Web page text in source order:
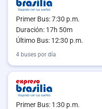
Primer Bus: 7:30 p.m.
Duración: 17h 50m
Último Bus: 12:30 p.m.
4 buses por día
Primer Bus: 1:30 p.m.